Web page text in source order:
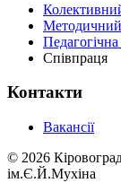
Методичний
Педагогічна
Співпраця
Контакти
Вакансії
© 2026
ім.Є.Й.Мухіна